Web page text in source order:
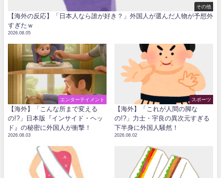
その他
【海外の反応】「日本人なら誰が好き？」外国人が選んだ人物が予想外
すぎたｗ
2026.08.05
エンターテイメント
【海外】「こんな所まで変える
の!?」日本版『インサイド・ヘッ
ド』の秘密に外国人が衝撃！
2026.08.03
スポーツ
【海外】「これが人間の脚な
の!?」力士・宇良の異次元すぎる
下半身に外国人騒然！
2026.08.02